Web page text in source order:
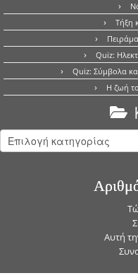
Τήξη
Quiz:
Quiz: Σύμβολα
Η ζωή
Kατηγορίες
Αυτή